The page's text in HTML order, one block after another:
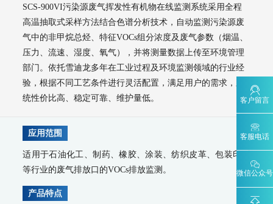
AQMS-900TOFMS-多通道飞行时间质谱在线监测系统
大气走航监测车
MCS-900A-大气复合污染走航监测车
水环境监测
地表水监测系统
WQMS-900AI-数智化水质在线监测系统
WQMS-900-固定式水质自动监测系统
WQMS-900S-小型式水质自动监测系统
WQMS-900F-浮标式水质自动监测系统
WCS-900W-水质移动监测系统
MODEL 9811-高锰酸盐指数水质在线自动监测仪
MODEL 9870-水质自动采样器
MODEL 9001-叶绿素a水质在线自动监测仪
客户留言
客服电话
微信公众号
SCS-900VI污染源废气挥发性有机物在线监测系统采用全程
高温抽取式采样方法结合色谱分析技术，自动监测污染源废
气中的非甲烷总烃、特征VOCs组分浓度及废气参数（烟温、
压力、流速、湿度、氧气），并将测量数据上传至环境管理
部门。依托雪迪龙多年在工业过程及环境监测领域的行业经
验，根据不同工艺条件进行灵活配置，满足用户的需求，系
统性价比高、稳定可靠、维护量低。
应用范围
适用于石油化工、制药、橡胶、涂装、纺织皮革、包装印刷
等行业的废气排放口的VOCs排放监测。
产品特点